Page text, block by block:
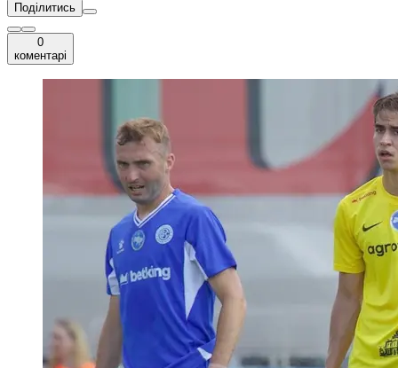
Поділитись
0
коментарі